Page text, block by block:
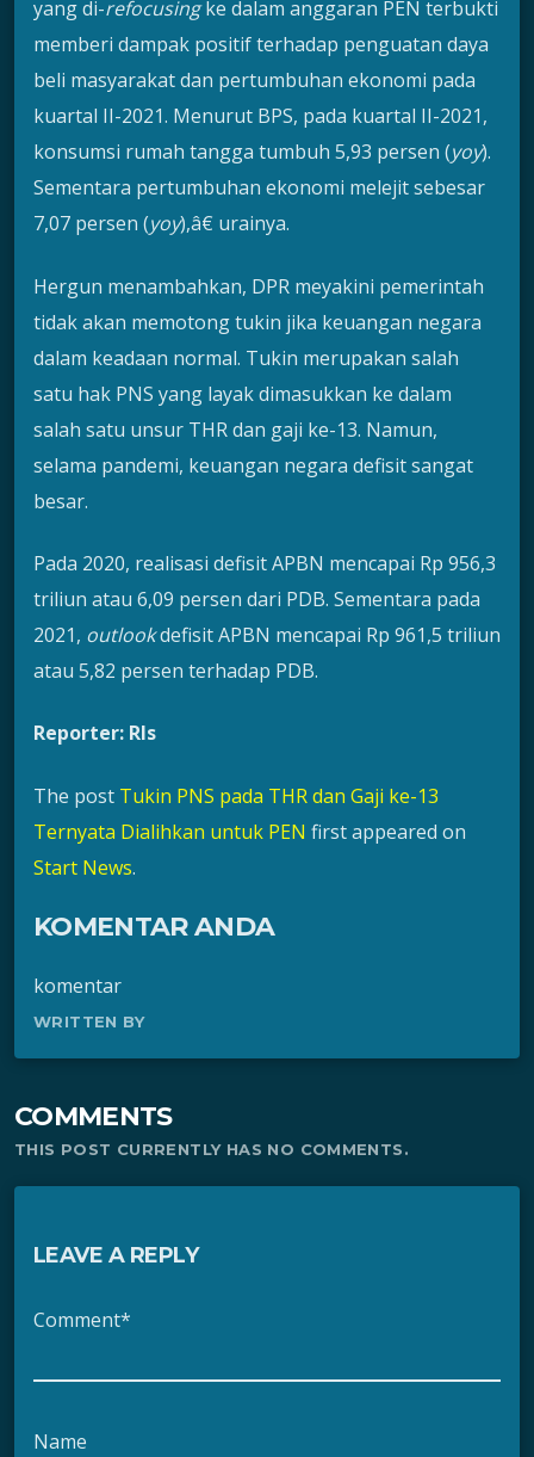
yang di-refocusingke dalam anggaran PEN terbukti
memberi dampak positif terhadap penguatan daya
beli masyarakat dan pertumbuhan ekonomi pada
kuartal II-2021. Menurut BPS, pada kuartal II-2021,
konsumsi rumah tangga tumbuh 5,93 persen (yoy).
Sementara pertumbuhan ekonomi melejit sebesar
7,07 persen (yoy),â€ urainya.
Hergun menambahkan, DPR meyakini pemerintah
tidak akan memotong tukin jika keuangan negara
dalam keadaan normal. Tukin merupakan salah
satu hak PNS yang layak dimasukkan ke dalam
salah satu unsur THR dan gaji ke-13. Namun,
selama pandemi, keuangan negara defisit sangat
besar.
Pada 2020, realisasi defisit APBN mencapai Rp 956,3
triliun atau 6,09 persen dari PDB. Sementara pada
2021, outlookdefisit APBN mencapai Rp 961,5 triliun
atau 5,82 persen terhadap PDB.
Reporter: Rls
The post Tukin PNS pada THR dan Gaji ke-13
Ternyata Dialihkan untuk PEN first appeared on
Start News.
KOMENTAR ANDA
komentar
WRITTEN BY
COMMENTS
THIS POST CURRENTLY HAS NO COMMENTS.
LEAVE A REPLY
Comment*
Name